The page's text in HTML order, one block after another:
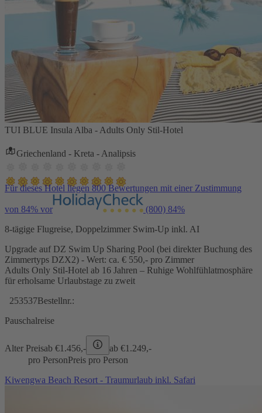
TUI BLUE Insula Alba - Adults Only Stil-Hotel
Griechenland - Kreta - Analipsis
Für dieses Hotel liegen 800 Bewertungen mit einer Zustimmung
von 84% vor (800) 84%
8-tägige Flugreise, Doppelzimmer Swim-Up inkl. AI
Upgrade auf DZ Swim Up Sharing Pool (bei direkter Buchung des
Zimmertyps DZX2) - Wert: ca. € 550,- pro Zimmer
Adults Only Stil-Hotel ab 16 Jahren – Ruhige Wohlfühlatmosphäre
für erholsame Urlaubstage zu zweit
253537Bestellnr.:
Pauschalreise
Alter Preisab €1.456,- ab €1.249,-
pro PersonPreis pro Person
Kiwengwa Beach Resort - Traumurlaub inkl. Safari